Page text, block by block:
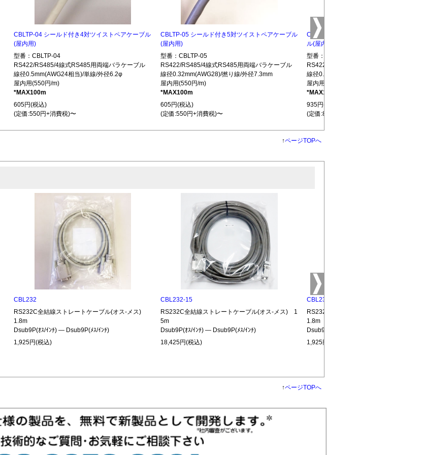
CBLTP-04 シールド付き4対ツイストペアケーブル
(屋内用)
型番：CBLTP-04
RS422/RS485/4線式RS485用両端バラケーブル
線径0.5mm(AWG24相当)/単線/外径6.2φ
屋内用(550円/m)
*MAX100m
605円(税込)
(定価:550円+消費税)〜
CBLTP-05 シールド付き5対ツイストペアケーブル
(屋内用)
型番：CBLTP-05
RS422/RS485/4線式RS485用両端バラケーブル
線径0.32mm(AWG28)/撚り線/外径7.3mm
屋内用(550円/m)
*MAX100m
605円(税込)
(定価:550円+消費税)〜
CBLTP-10 シールド付き10対ツイストペ
ル(屋内用)
型番：CBLTP-10
RS422/RS485/4線式RS485用両端バラケ
線径0.32mm(AWG28)/撚り線/外径12.7mm
屋内用(850円/m)
*MAX100m
935円(税込)
(定価:850円+消費税)〜
↑ページTOPへ
CBL232
RS232C全結線ストレートケーブル(オス-メス)
1.8m
Dsub9P(ｵｽ/ｲﾝﾁ) ― Dsub9P(ﾒｽ/ｲﾝﾁ)
1,925円(税込)
CBL232-15
RS232C全結線ストレートケーブル(オス-メス) 1
5m
Dsub9P(ｵｽ/ｲﾝﾁ) ― Dsub9P(ﾒｽ/ｲﾝﾁ)
18,425円(税込)
CBL232-MM
RS232C全結線ストレートケーブル(オ
1.8m
Dsub9P(ｵｽ/ｲﾝﾁ) ― Dsub9P(ｵｽ/ｲﾝﾁ)
1,925円(税込)
↑ページTOPへ